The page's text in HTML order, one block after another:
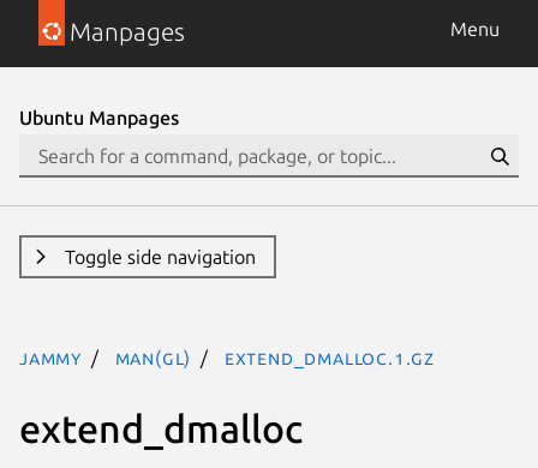
Manpages Menu
Ubuntu Manpages
Toggle side navigation
jammy man(gl) extend_dmalloc.1.gz
extend_dmalloc